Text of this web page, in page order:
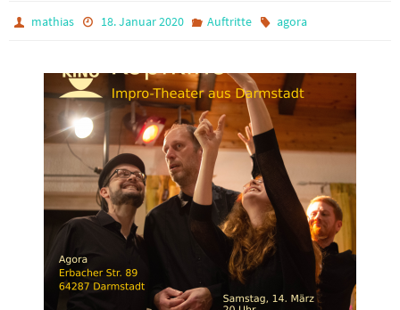
mathias 18. Januar 2020 Auftritte agora